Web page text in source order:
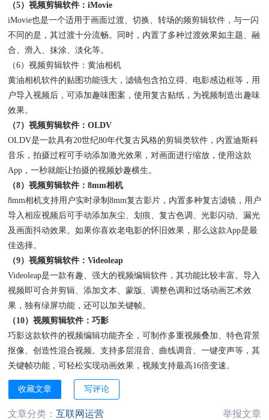
（5）视频剪辑软件：iMovie
iMovie也是一个适用于画面过渡、切换、转场的频剪辑软件，与一闪
不同的是，其过渡十分流畅。同时，内置了多种过渡效果如主题、融
合、滑入、抹涂、淡化等。
（6）视频剪辑软件：黄油相机
黄油相机软件的贴图功能强大，滤镜包含拍立得、电影感边框等，用
户导入视频后，可添加趣味图案，使用复古贴纸，为视频制造出趣味
效果。
（7）视频剪辑软件：OLDV
OLDV是一款具有20世纪80年代复古风格的剪辑类软件，内置迪斯科
音乐，拍摄过程可手动添加激光效果，对画面进行缩放，使用这款
App，一秒就能让拍摄的视频妙趣横生。
（8）视频剪辑软件：8mm相机
8mm相机支持用户实时录制8mm复古影片，内置多种复古滤镜，用户
导入相应视频后可手动添加灰尘、划痕、复古色调、光影闪动、漏光
及画面抖动效果。如果你喜欢老电影的怀旧效果，那么这款App是最
佳选择。
（9）视频剪辑软件：Videoleap
Videoleap是一款有趣、强大的视频编辑软件，其功能比较丰富。导入
视频即可合并剪辑、添加文本、蒙版、调整色调和过场动画艺术效
果，独有绿屏功能，还可以加关键帧。
（10）视频剪辑软件：巧影
巧影这款软件的视频编辑功能齐全，可制作多重视频叠加、特色背景
抠像、创造性混合视频。支持多层混音、曲线调音、一键变声等，其
关键帧功能，可轻松实现动画效果，视频支持最高16倍变速。
收藏文章 写评论
文章分类： 互联网运营 举报文章